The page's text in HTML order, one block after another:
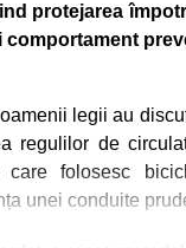
protejarea
comportament
legii au
regulilor de
care folosesc
unei conduite